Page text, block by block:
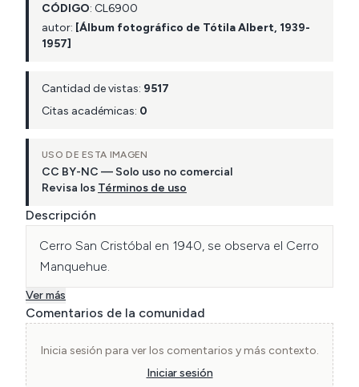
CÓDIGO: CL6900
autor: [Álbum fotográfico de Tótila Albert, 1939-
1957]
Cantidad de vistas: 9517
Citas académicas: 0
USO DE ESTA IMAGEN
CC BY-NC — Solo uso no comercial
Revisa los Términos de uso
Descripción
Cerro San Cristóbal en 1940, se observa el Cerro
Manquehue.
Ver más
Comentarios de la comunidad
Inicia sesión para ver los comentarios y más contexto.
Iniciar sesión